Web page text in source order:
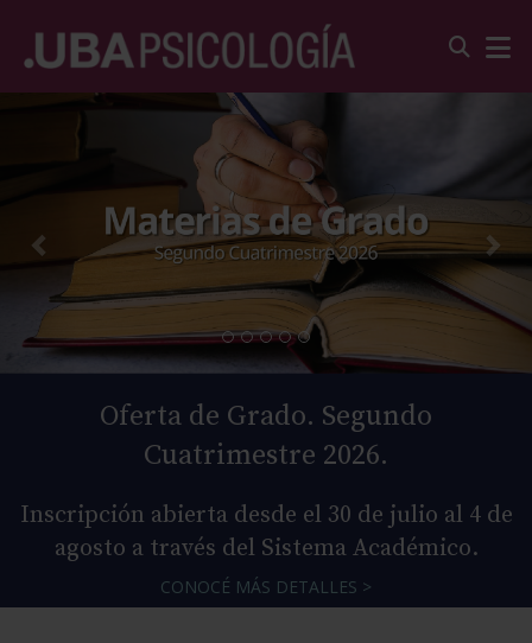
Oferta de Grado. Segundo
Cuatrimestre 2026.
Inscripción abierta desde el 30 de julio al 4 de
agosto a través del Sistema Académico.
CONOCÉ MÁS DETALLES >